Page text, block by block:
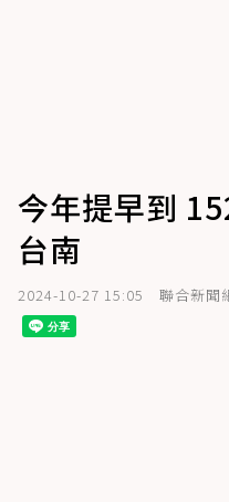
今年提早到
台南
2024-10-27 15:05 聯合新聞